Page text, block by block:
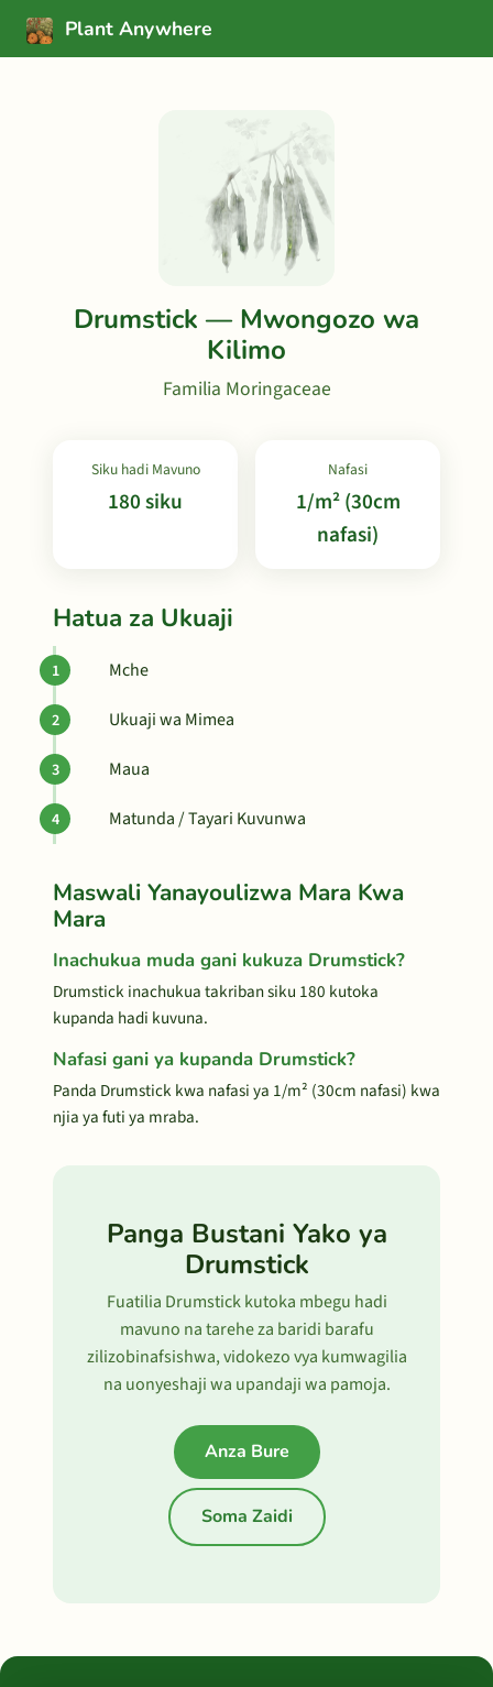
Plant Anywhere
Drumstick — Mwongozo wa
Kilimo
Familia Moringaceae
Siku hadi Mavuno
180 siku
Nafasi
1/m² (30cm
nafasi)
Hatua za Ukuaji
Mche
Ukuaji wa Mimea
Maua
Matunda / Tayari Kuvunwa
Maswali Yanayoulizwa Mara Kwa
Mara
Inachukua muda gani kukuza Drumstick?
Drumstick inachukua takriban siku 180 kutoka
kupanda hadi kuvuna.
Nafasi gani ya kupanda Drumstick?
Panda Drumstick kwa nafasi ya 1/m² (30cm nafasi) kwa
njia ya futi ya mraba.
Panga Bustani Yako ya
Drumstick
Fuatilia Drumstick kutoka mbegu hadi
mavuno na tarehe za baridi barafu
zilizobinafsishwa, vidokezo vya kumwagilia
na uonyeshaji wa upandaji wa pamoja.
Anza Bure
Soma Zaidi